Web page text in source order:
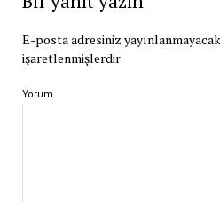
E-posta adresiniz
işaretlenmişlerdir
Yorum